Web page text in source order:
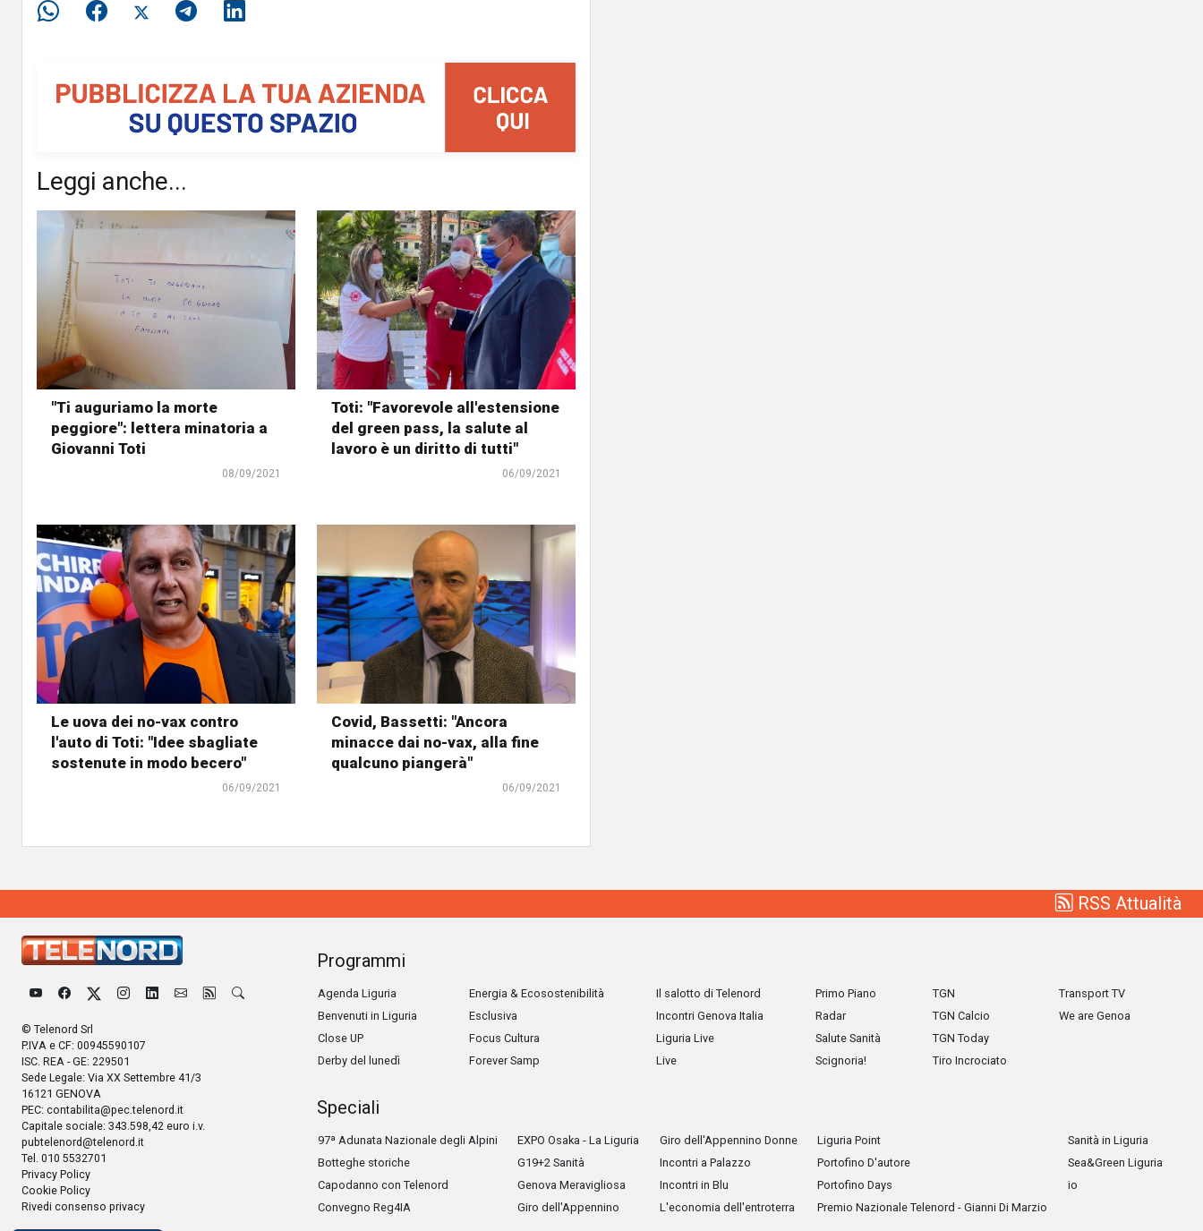
Leggi anche...
"Ti auguriamo la morte
peggiore": lettera minatoria a
Giovanni Toti
08/09/2021
Toti: "Favorevole all'estensione
del green pass, la salute al
lavoro è un diritto di tutti"
06/09/2021
Le uova dei no-vax contro
l'auto di Toti: "Idee sbagliate
sostenute in modo becero"
06/09/2021
Covid, Bassetti: "Ancora
minacce dai no-vax, alla fine
qualcuno piangerà"
06/09/2021
RSS Attualità
© Telenord Srl
P.IVA e CF: 00945590107
ISC. REA - GE: 229501
Sede Legale: Via XX Settembre 41/3
16121 GENOVA
PEC: contabilita@pec.telenord.it
Capitale sociale: 343.598,42 euro i.v.
pubtelenord@telenord.it
Tel. 010 5532701
Privacy Policy
Cookie Policy
Rivedi consenso privacy
Programmi
Agenda Liguria
Benvenuti in Liguria
Close UP
Derby del lunedì
Energia & Ecosostenibilità
Esclusiva
Focus Cultura
Forever Samp
Il salotto di Telenord
Incontri Genova Italia
Liguria Live
Live
Primo Piano
Radar
Salute Sanità
Scignoria!
TGN
TGN Calcio
TGN Today
Tiro Incrociato
Transport TV
We are Genoa
Speciali
97ª Adunata Nazionale degli Alpini
Botteghe storiche
Capodanno con Telenord
Convegno Reg4IA
EXPO Osaka - La Liguria
G19+2 Sanità
Genova Meravigliosa
Giro dell'Appennino
Giro dell'Appennino Donne
Incontri a Palazzo
Incontri in Blu
L'economia dell'entroterra
Liguria Point
Portofino D'autore
Portofino Days
Premio Nazionale Telenord - Gianni Di Marzio
Sanità in Liguria
Sea&Green Liguria
io